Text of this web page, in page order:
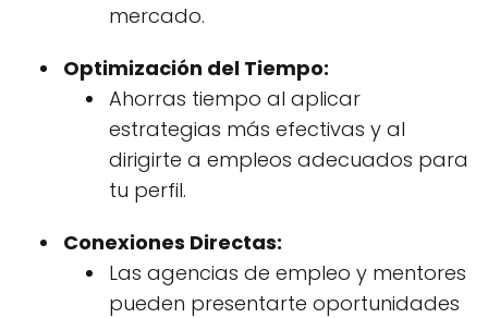
mercado.
Optimización del Tiempo:
Ahorras tiempo al aplicar
estrategias más efectivas y al
dirigirte a empleos adecuados para
tu perfil.
Conexiones Directas:
Las agencias de empleo y mentores
pueden presentarte oportunidades